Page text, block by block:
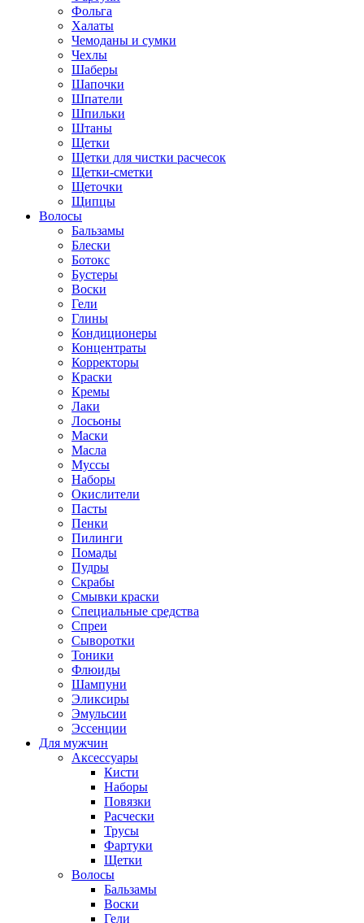
Фольга
Халаты
Чемоданы и сумки
Чехлы
Шаберы
Шапочки
Шпатели
Шпильки
Штаны
Щетки
Щетки для чистки расчесок
Щетки-сметки
Щеточки
Щипцы
Волосы
Бальзамы
Блески
Ботокс
Бустеры
Воски
Гели
Глины
Кондиционеры
Концентраты
Корректоры
Краски
Кремы
Лаки
Лосьоны
Маски
Масла
Муссы
Наборы
Окислители
Пасты
Пенки
Пилинги
Помады
Пудры
Скрабы
Смывки краски
Специальные средства
Спреи
Сыворотки
Тоники
Флюиды
Шампуни
Эликсиры
Эмульсии
Эссенции
Для мужчин
Аксессуары
Кисти
Наборы
Повязки
Расчески
Трусы
Фартуки
Щетки
Волосы
Бальзамы
Воски
Гели